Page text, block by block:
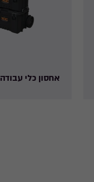
אחסון כלי עבודה